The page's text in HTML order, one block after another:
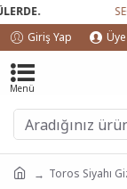
Giriş Yap
Toros Siyahı